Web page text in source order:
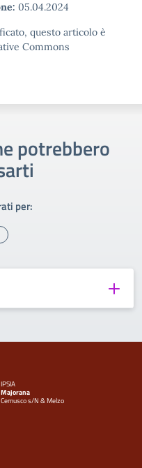
05.04.2024
questo articolo è
Commons
potrebbero
per:
IPSIA
Majorana
Cernusco s/N & Melzo